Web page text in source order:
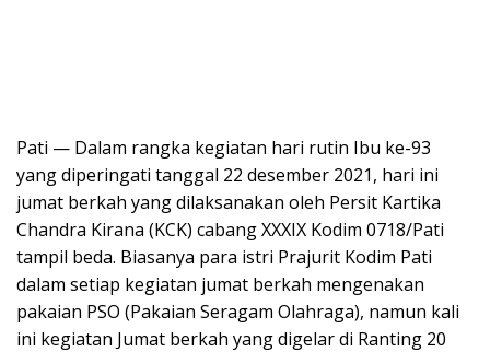
Pati — Dalam rangka kegiatan hari rutin Ibu ke-93
yang diperingati tanggal 22 desember 2021, hari ini
jumat berkah yang dilaksanakan oleh Persit Kartika
Chandra Kirana (KCK) cabang XXXIX Kodim 0718/Pati
tampil beda. Biasanya para istri Prajurit Kodim Pati
dalam setiap kegiatan jumat berkah mengenakan
pakaian PSO (Pakaian Seragam Olahraga), namun kali
ini kegiatan Jumat berkah yang digelar di Ranting 20